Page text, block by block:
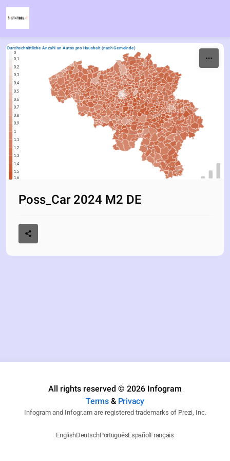
Durchschnittliche Anzahl an Autos pro Haushalt (nach Gemeinde)
0
0,1
0,2
0,3
0,4
0,5
0,6
0,7
0,8
0,9
1
1,1
1,2
1,3
1,4
1,5
1,6
Poss_Car 2024 M2 DE
All rights reserved © 2026 Infogram
Terms& Privacy
Infogram and Infogr.am are registered trademarks of Prezi, Inc.
EnglishDeutschPortuguêsEspañol Français